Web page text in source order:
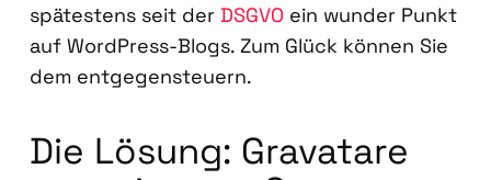
spä­tes­tens seit der DSGVO ein wun­der Punkt
auf Word­Press-Blogs. Zum Glück kön­nen Sie
dem ent­ge­gen­steu­ern.
Die Lösung: Grava­tare